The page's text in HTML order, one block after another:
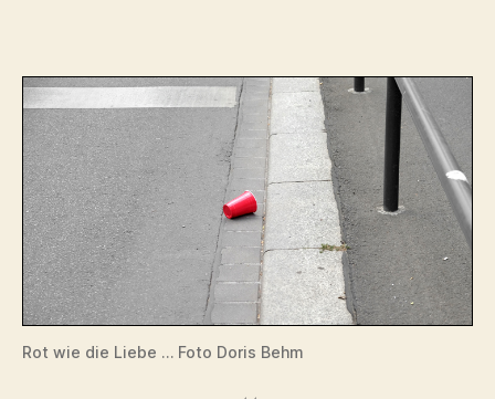
Rot wie die Liebe … Foto Doris Behm